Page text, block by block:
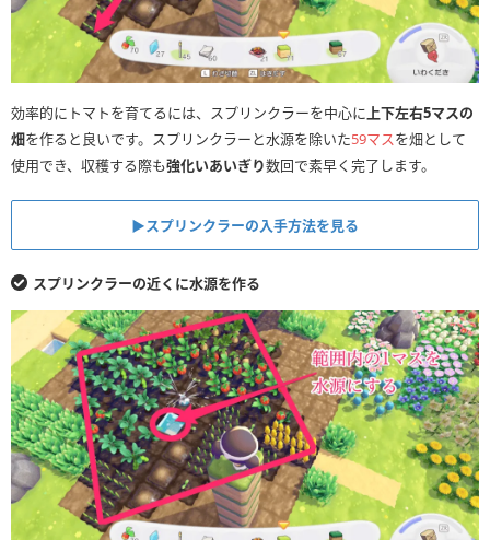
効率的にトマトを育てるには、スプリンクラーを中心に 上下左右5マスの
畑を作ると良いです。スプリンクラーと水源を除いた59マスを畑として
使用でき、収穫する際も強化いあいぎり数回で素早く完了します。
▶︎スプリンクラーの入手方法を見る
スプリンクラーの近くに水源を作る